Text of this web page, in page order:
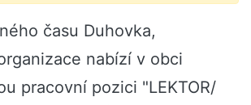
času Duhovka,
nabízí v obci
pracovní pozici "LEKTOR/